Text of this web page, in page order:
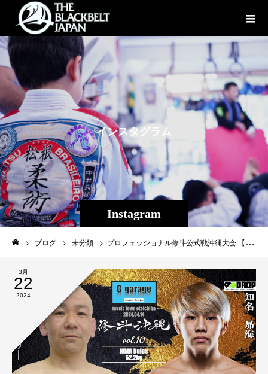
Instagram
インスタグラ ム
ブログ 未分類 プロフェッショナル修斗公式戦沖縄大会 【THE SHOOTO OKINAWA vol.10】見所紹介③知名昴海VSふじい☆ペリー！！！2023年春THE SHOOTO OKINAWAvol.8にてプロデビュー。第1試合で激しい試合を制し、その期待を込めてMVPを獲得し、華々しいデビュー戦を飾った沖縄の未来を担うホープ、若干17歳の知名昴海。輝かしいプロの道が開けたかと思った矢先、Theパラエストラ沖縄のプロ練習において他のスパーリングと接触してしまい大怪我に見舞われてしまった。辛抱の月日を経て回復しての今回の復帰戦、対戦相手は広島の愛される名物シューターふじい ペリーだ。戦績こそ黒星が先行するものの実践経験はプロ30戦以上。経験ではふじいが圧倒的に勝る。若干17歳、知名昴海が地元沖縄で仲間の大歓声の中、勝利を掴むか、はたまたふじい ペリーが老獪な試合に持ち込むか？！◆ストロー級（-５２．２ｋｇ）５分２Ｒふじい☆ペリー（広島/BURST）ＶＳ知名 昴海（沖縄宜野湾/キックボクシングDROP）【名前】ふじい☆ペリー【所属】BURST【生年月日】1979年12月24日【身長】158cm【通常体重・階級】63kgストロー級【出身地】広島県福山市【プロ修斗戦績】MMA33戦4勝26敗3分【SNSアカウント】Ｘ→@perry_fukuyama Instagram→nobu_dafone【試合に向けての意気込み】44歳になっても試合のオファーがある事に感謝です。感謝の気持ちをもって相手を倒します。【自身のアピールポイント】承認欲求の塊なのでインスタとXをいっぱいフォローして下さい。【名前】知名 昴海（ちなすかい）【所属】キックボクシングDROP【生年月日】2006年7月21日【身長】160cm【通常体重・階級】55kgストロー級【出身地】沖縄県宜野湾市【プロ修斗戦績】1戦1勝【アマチュア戦績】4戦3勝1敗【SNSアカウント】Instagram→@sukai_mma X→@SUKAI_MMA【試合に向けての意気込み】昨年やっとプロデビューできたのに、そのあと怪我をしてしまい練習も試合も出来ませんでした。今回は怪我からの復帰戦でどこまでできるか不安なところもありますが、全力で頑張ります！【自身のアピールポイント】去年怪我で練習ができない間に人生で1番勉強して、バイク免許の学科試験に奇跡の1発合格しました！やっと怪我も治ったので今は練習に打ち込んでいます！［大会名］プロフェッショナル修斗公式戦沖縄大会 【THE SHOOTO OKINAWA vol.10】［日時］2024年4月14日（日）［開場］14:00［開始］15:00［会場］ミュージックタウン音市場（沖縄市上地1-1-1)［主催］Theパラエストラ沖縄［認定］インターナショナル修斗コミッション［協力］一般社団法人日本修斗協会/ＥＶＥＲＧＲＯＵＮＤ/Studio Shine/ＪＭＯＣ/ＧＦＣ[特別メイン協賛]沖縄で車販売車両販売承ります！（那覇市古波蔵2-4-8-1）Instagram→→→https://www.instagram.com/like_impala/【G-garage】[特別協賛] 株式会社ファッションキャンディー/ふしくぶカフェ/沖縄広告株式会社/Deshign.SP41/Privatesalon CrossLine/SUIPARA＃道頓堀ワッフル/京都市役所前法律事務所/カルペディエム沖縄［チケット販売］全席完売御礼［お問合わせ］Theパラエストラ沖縄 TEL:098-851-4739#shooto0414 #修斗 #shooto #EVERGROUND #斬修斗沖縄 #沖縄 #那覇 #コザ #MMA #総合格闘技 #THESHOOTOOKINAWA
3月
22
2024